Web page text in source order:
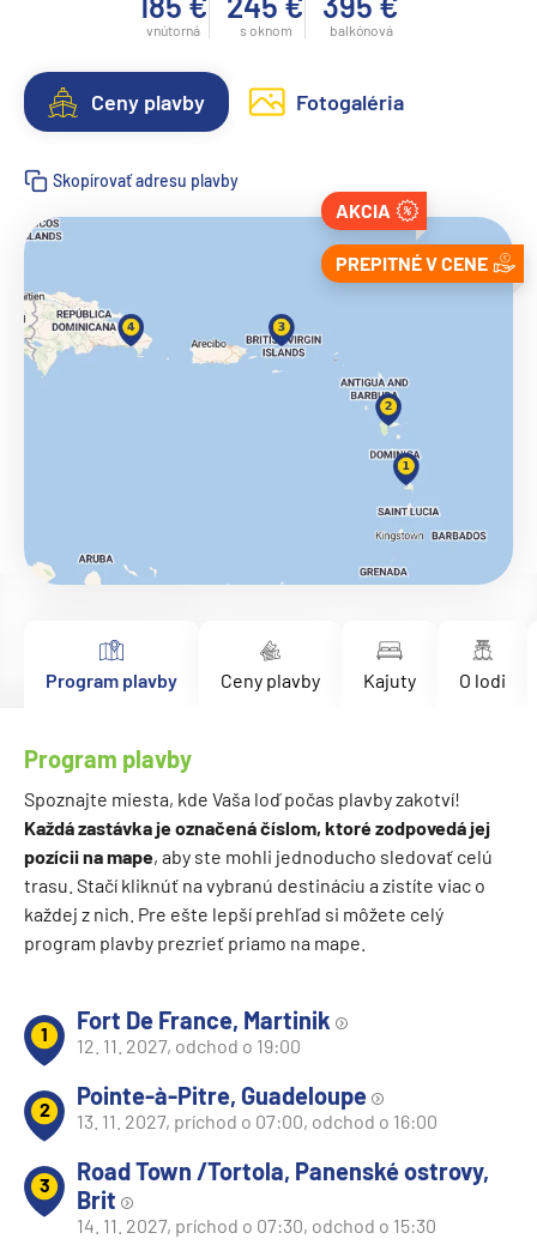
vnútorná s oknom balkónová
Ceny plavby Fotogaléria
Skopírovať adresu plavby
AKCIA
PREPITNÉ V CENE
Program plavby Ceny plavby Kajuty O lodi
Program plavby
Spoznajte miesta, kde Vaša loď počas plavby zakotví!
Každá zastávka je označená číslom, ktoré zodpovedá jej
pozícii na mape, aby ste mohli jednoducho sledovať celú
trasu. Stačí kliknúť na vybranú destináciu a zistíte viac o
každej z nich. Pre ešte lepší prehľad si môžete celý
program plavby prezrieť priamo na mape.
1 Fort De France, Martinik
12. 11. 2027, odchod o 19:00
2 Pointe-à-Pitre, Guadeloupe
13. 11. 2027, príchod o 07:00, odchod o 16:00
3
Road Town /Tortola, Panenské ostrovy,
Brit
14. 11. 2027, príchod o 07:30, odchod o 15:30